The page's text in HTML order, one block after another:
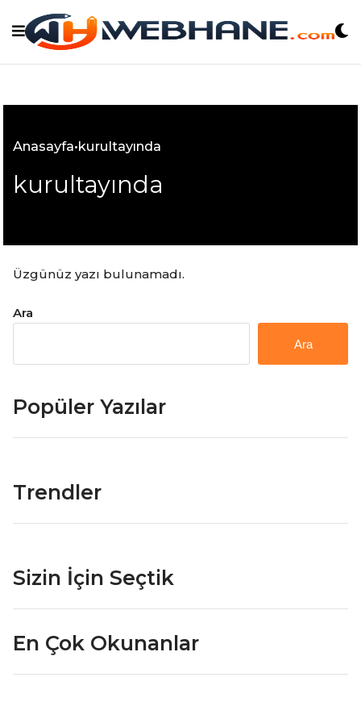
content
Anasayfa•kurultayında
kurultayında
Üzgünüz yazı bulunamadı.
Ara
Ara
Popüler Yazılar
Trendler
Sizin İçin Seçtik
En Çok Okunanlar